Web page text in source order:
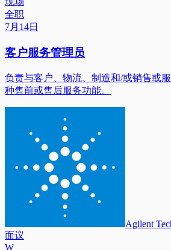
全职
7月14日
客户服务管理员
负责与客户、物流、制造和/或销售或
种售前或售后服务功能。
Agilent
面议
W